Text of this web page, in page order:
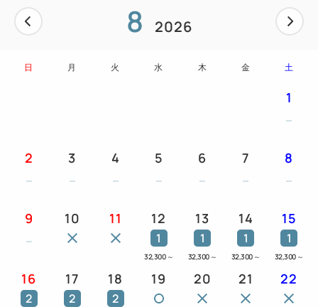
コットン・綿棒、歯ブラシ、シェーバー、ヘアーブラ
8 2026
日 月 火 水 木 金 土
1
2 3 4 5 6 7 8
9 10 11 12
1
32,300 ～
13
1
32,300 ～
14
1
32,300 ～
15
1
32,300 ～
16
2
17
2
18
2
19 20 21 22